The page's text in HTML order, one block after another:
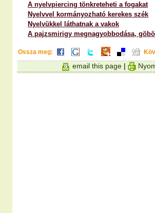
A nyelvpiercing tönkreteheti a fogakat
Nyelvvel kormányozható kerekes szék
Nyelvükkel láthatnak a vakok
A pajzsmirigy megnagyobbodása,
Ossza meg:
email this page |